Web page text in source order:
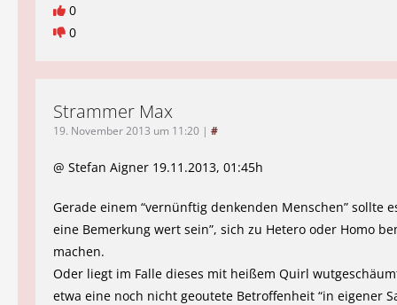
0
0
Strammer Max
19. November 2013 um 11:20 | #
@ Stefan Aigner 19.11.2013, 01:45h
Gerade einem “vernünftig denkenden Menschen” sollte
eine Bemerkung wert sein”, sich zu Hetero oder Homo
machen.
Oder liegt im Falle dieses mit heißem Quirl
etwa eine noch nicht geoutete Betroffenheit “in eigener